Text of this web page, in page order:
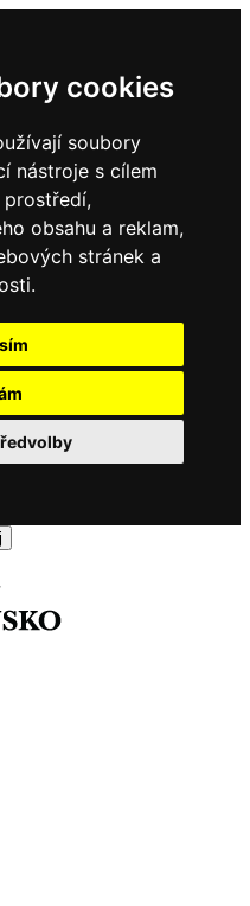
cookies
soubory
nástroje s cílem
obsahu a reklam,
stránek a